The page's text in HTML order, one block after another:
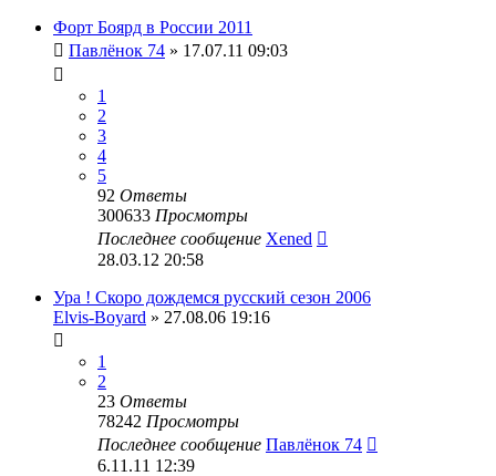
Форт Боярд в России 2011
Павлёнок 74 » 17.07.11 09:03
1
2
3
4
5
92 Ответы
300633 Просмотры
Последнее сообщение Xened
28.03.12 20:58
Ура ! Скоро дождемся русский сезон 2006
Elvis-Boyard » 27.08.06 19:16
1
2
23 Ответы
78242 Просмотры
Последнее сообщение Павлёнок 74
6.11.11 12:39